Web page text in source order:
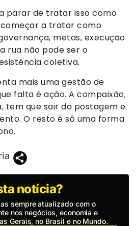
parar de tratar isso como
a tratar como
metas, execução
rua não pode ser o
coletiva.
mais uma gestão de
falta é ação. A compaixão,
tem que sair da postagem e
O resto é só uma forma
notícia?
sempre atualizado com o
nos negócios, economia e
Gerais, no Brasil e no Mundo.